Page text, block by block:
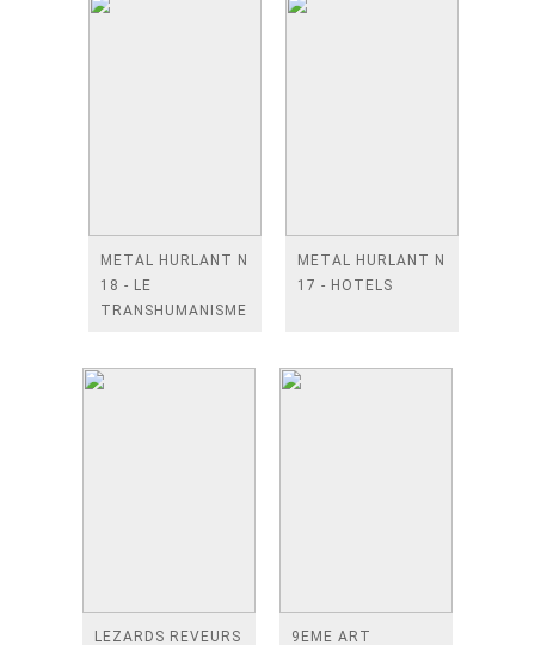
METAL HURLANT N
18 - LE
TRANSHUMANISME
METAL HURLANT N
17 - HOTELS
LEZARDS REVEURS
9EME ART